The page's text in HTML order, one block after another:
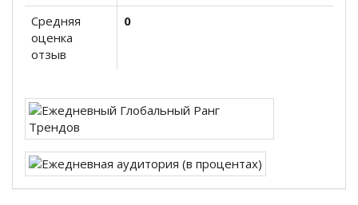
Средняя
оценка
отзыв
0